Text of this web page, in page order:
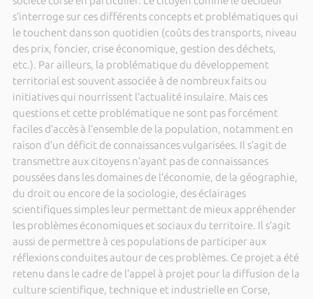
s’interroge sur ces différents concepts et problématiques qui
le touchent dans son quotidien (coûts des transports, niveau
des prix, foncier, crise économique, gestion des déchets,
etc.). Par ailleurs, la problématique du développement
territorial est souvent associée à de nombreux faits ou
initiatives qui nourrissent l’actualité insulaire. Mais ces
questions et cette problématique ne sont pas forcément
faciles d’accès à l’ensemble de la population, notamment en
raison d’un déficit de connaissances vulgarisées. Il s’agit de
transmettre aux citoyens n’ayant pas de connaissances
poussées dans les domaines de l’économie, de la géographie,
du droit ou encore de la sociologie, des éclairages
scientifiques simples leur permettant de mieux appréhender
les problèmes économiques et sociaux du territoire. Il s’agit
aussi de permettre à ces populations de participer aux
réflexions conduites autour de ces problèmes. Ce projet a été
retenu dans le cadre de l’appel à projet pour la diffusion de la
culture scientifique, technique et industrielle en Corse,